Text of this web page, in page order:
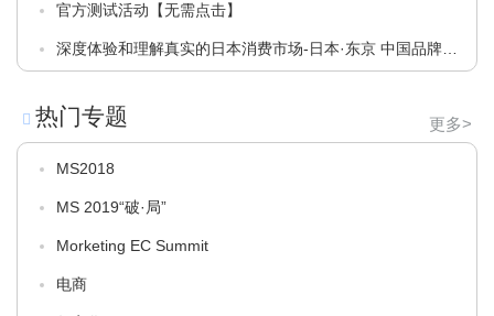
官方测试活动【无需点击】
深度体验和理解真实的日本消费市场-日本·东京 中国品牌深
度研学团
热门专题 更多>
MS2018
MS 2019“破·局”
Morketing EC Summit
电商